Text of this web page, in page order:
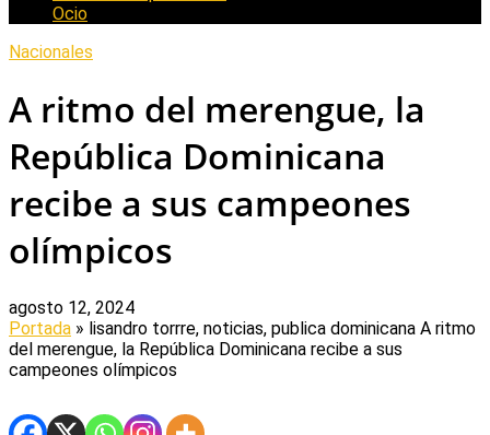
Ocio
Nacionales
A ritmo del merengue, la
República Dominicana
recibe a sus campeones
olímpicos
agosto 12, 2024
Portada » lisandro torrre, noticias, publica dominicana A ritmo
del merengue, la República Dominicana recibe a sus
campeones olímpicos